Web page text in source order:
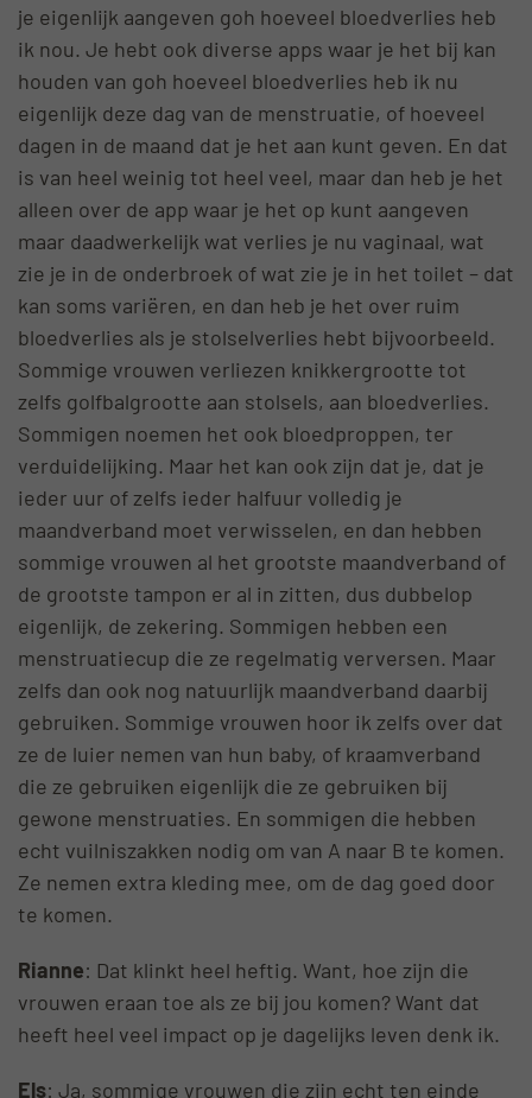
je eigenlijk aangeven goh hoeveel bloedverlies heb
ik nou. Je hebt ook diverse apps waar je het bij kan
houden van goh hoeveel bloedverlies heb ik nu
eigenlijk deze dag van de menstruatie, of hoeveel
dagen in de maand dat je het aan kunt geven. En dat
is van heel weinig tot heel veel, maar dan heb je het
alleen over de app waar je het op kunt aangeven
maar daadwerkelijk wat verlies je nu vaginaal, wat
zie je in de onderbroek of wat zie je in het toilet – dat
kan soms variëren, en dan heb je het over ruim
bloedverlies als je stolselverlies hebt bijvoorbeeld.
Sommige vrouwen verliezen knikkergrootte tot
zelfs golfbalgrootte aan stolsels, aan bloedverlies.
Sommigen noemen het ook bloedproppen, ter
verduidelijking. Maar het kan ook zijn dat je, dat je
ieder uur of zelfs ieder halfuur volledig je
maandverband moet verwisselen, en dan hebben
sommige vrouwen al het grootste maandverband of
de grootste tampon er al in zitten, dus dubbelop
eigenlijk, de zekering. Sommigen hebben een
menstruatiecup die ze regelmatig verversen. Maar
zelfs dan ook nog natuurlijk maandverband daarbij
gebruiken. Sommige vrouwen hoor ik zelfs over dat
ze de luier nemen van hun baby, of kraamverband
die ze gebruiken eigenlijk die ze gebruiken bij
gewone menstruaties. En sommigen die hebben
echt vuilniszakken nodig om van A naar B te komen.
Ze nemen extra kleding mee, om de dag goed door
te komen.
Rianne: Dat klinkt heel heftig. Want, hoe zijn die
vrouwen eraan toe als ze bij jou komen? Want dat
heeft heel veel impact op je dagelijks leven denk ik.
Els: Ja, sommige vrouwen die zijn echt ten einde